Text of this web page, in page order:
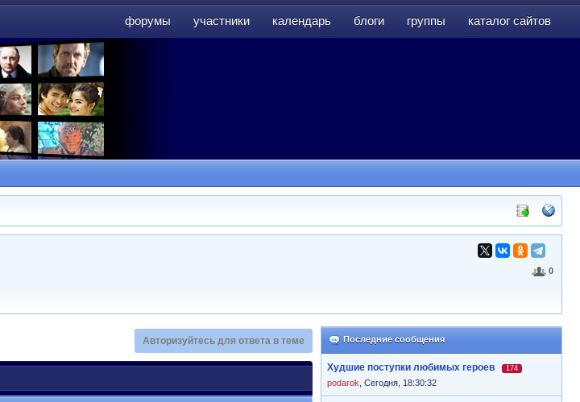
форумы участники календарь блоги группы каталог сайтов
0
Последние сообщения
Худшие поступки любимых героев 174
podarok Сегодня, 18:30:32
Авторизуйтесь для ответа в теме